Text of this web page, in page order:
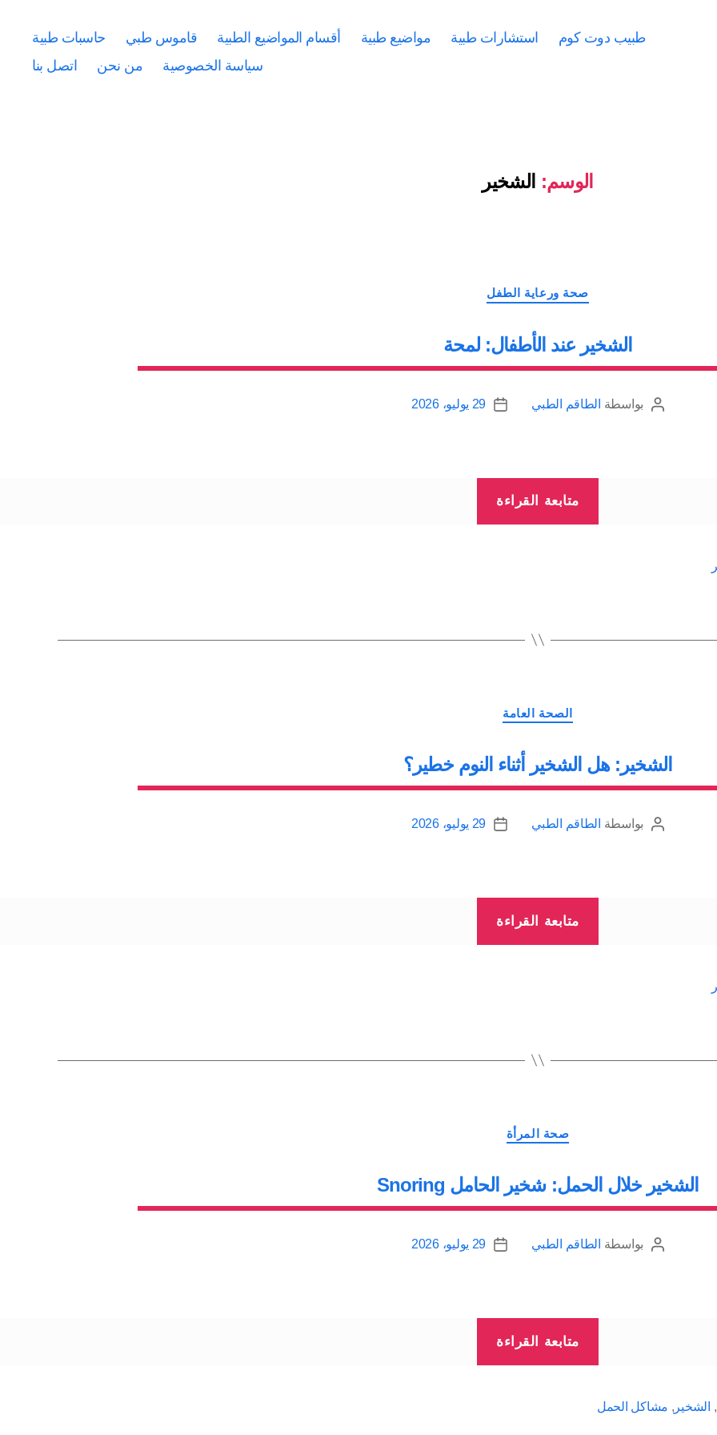
طبيب دوت كوم استشارات طبية مواضيع طبية أقسام المواضيع الطبية قاموس طبي
حاسبات طبية
سياسة الخصوصية
من نحن اتصل بنا
الوسم: الشخير
التصنيفات
صحة ورعاية الطفل
الشخير عند الأطفال: لمحة
كاتببواسطة الطاقم الطبي
تاريخ29 يوليو، 2026
متابعة القراءة
التصنيفات
الصحة العامة
الشخير: هل الشخير أثناء النوم خطير؟
كاتببواسطة الطاقم الطبي
تاريخ29 يوليو، 2026
متابعة القراءة
التصنيفات
صحة المرأة
الشخير خلال الحمل: شخير الحامل Snoring
كاتببواسطة الطاقم الطبي
تاريخ29 يوليو، 2026
متابعة القراءة
, الشخير , مشاكل الحمل